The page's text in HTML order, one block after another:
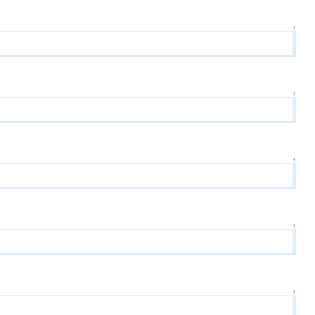
↑
↑
↑
↑
↑